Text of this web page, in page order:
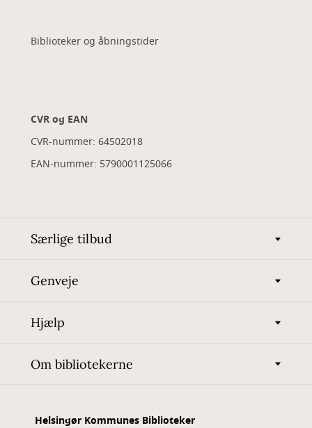
Biblioteker og åbningstider
CVR og EAN
CVR-nummer: 64502018
EAN-nummer: 5790001125066
Særlige tilbud
Genveje
Hjælp
Om bibliotekerne
Helsingør Kommunes Biblioteker